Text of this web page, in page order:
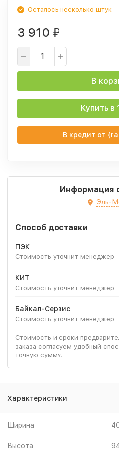
Осталось несколько штук
3 910 ₽
В
Купить в
В кредит от
Информация
Эль-
Способ доставки
ПЭК
Стоимость уточнит менеджер
КИТ
Стоимость уточнит менеджер
Байкал-Сервис
Стоимость уточнит менеджер
Стоимость и сроки
заказа согласуем удобный
точную сумму.
Характеристики
Ширина
Высота